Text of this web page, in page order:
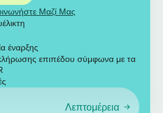
Μαζί Μας
έναρξης
επιπέδου σύμφωνα με τα
Λεπτομέρεια